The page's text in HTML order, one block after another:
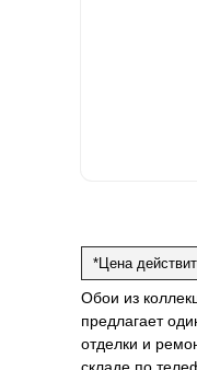
*Цена
Обои из
предлагает
отделки и